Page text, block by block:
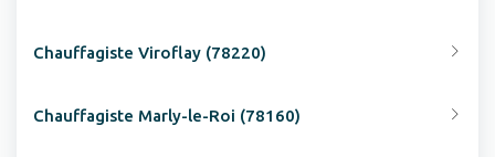
Chauffagiste Viroflay (78220)
Chauffagiste Marly-le-Roi (78160)